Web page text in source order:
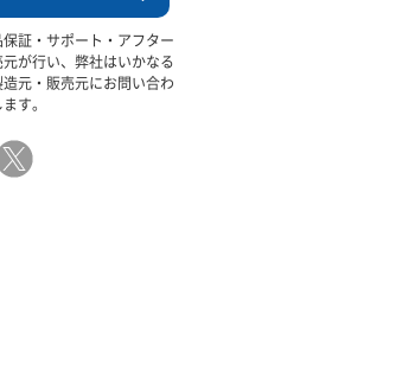
証・サポート・アフター
が行い、弊社はいかなる
元・販売元にお問い合わ
す。